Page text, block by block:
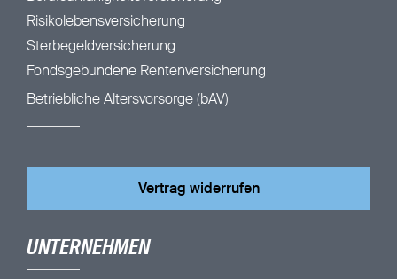
Risikolebensversicherung
Sterbegeldversicherung
Fondsgebundene Rentenversicherung
Betriebliche Altersvorsorge (bAV)
Vertrag widerrufen
UNTERNEHMEN